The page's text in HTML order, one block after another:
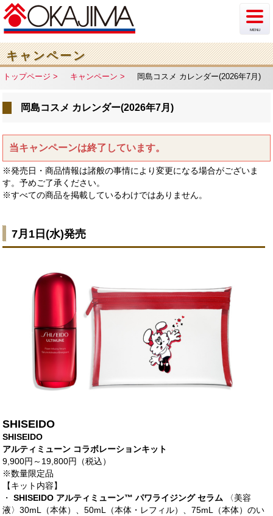
MENU
新着情報
イベント
チラシ・カタログ
ショップ案内
フロア案内
駐車場情報
キャンペーン
トップページ キャンペーン 岡島コスメ カレンダー(2026年7月)
岡島コスメ カレンダー(2026年7月)
当キャンペーンは終了しています。
※発売日・商品情報は諸般の事情により変更になる場合がございま
す。予めご了承ください。
※すべての商品を掲載しているわけではありません。
7月1日(水)発売
SHISEIDO
SHISEIDO
アルティミューン コラボレーションキット
9,900円～19,800円 （税込）
※数量限定品
【キット内容】
・SHISEIDO アルティミューン™ パワライジング セラム 〈美容
液〉30mL（本体）、50mL（本体・レフィル）、75mL（本体）のい